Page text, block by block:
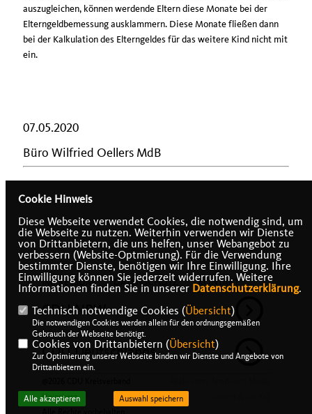
auszugleichen, können werdende Eltern diese Monate bei der
Elterngeldbemessung ausklammern. Diese Monate fließen dann
bei der Kalkulation des Elterngeldes für das weitere Kind nicht mit
ein.
07.05.2020
Büro Wilfried Oellers MdB
IMPRESSUM DATENSCHUTZ KONTAKT
CDU NRW
CDU Deutschlands
Heinsberg
Cookie Hinweis
Diese Webseite verwendet Cookies, die notwendig sind, um
die Webseite zu nutzen. Weiterhin verwenden wir Dienste
von Drittanbietern, die uns helfen, unser Webangebot zu
verbessern (Website-Optmierung). Für die Verwendung
bestimmter Dienste, benötigen wir Ihre Einwilligung. Ihre
Einwilligung können Sie jederzeit widerrufen. Weitere
Informationen finden Sie in unserer Datenschutzerklärung.
Technisch notwendige Cookies (Übersicht)
Die notwendigen Cookies werden allein für den ordnungsgemäßen
Gebrauch der Webseite benötigt.
Cookies von Drittanbietern (Übersicht)
Zur Optimierung unserer Webseite binden wir Dienste und Angebote von
Drittanbietern ein.
Alle akzeptieren Auswahl speichern